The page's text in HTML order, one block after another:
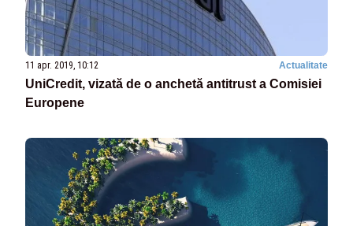
11 apr. 2019, 10:12 Actualitate
UniCredit, vizată de o anchetă antitrust a Comisiei
Europene